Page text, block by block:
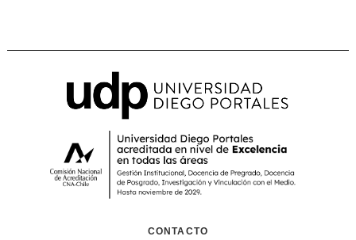
CONTACTO